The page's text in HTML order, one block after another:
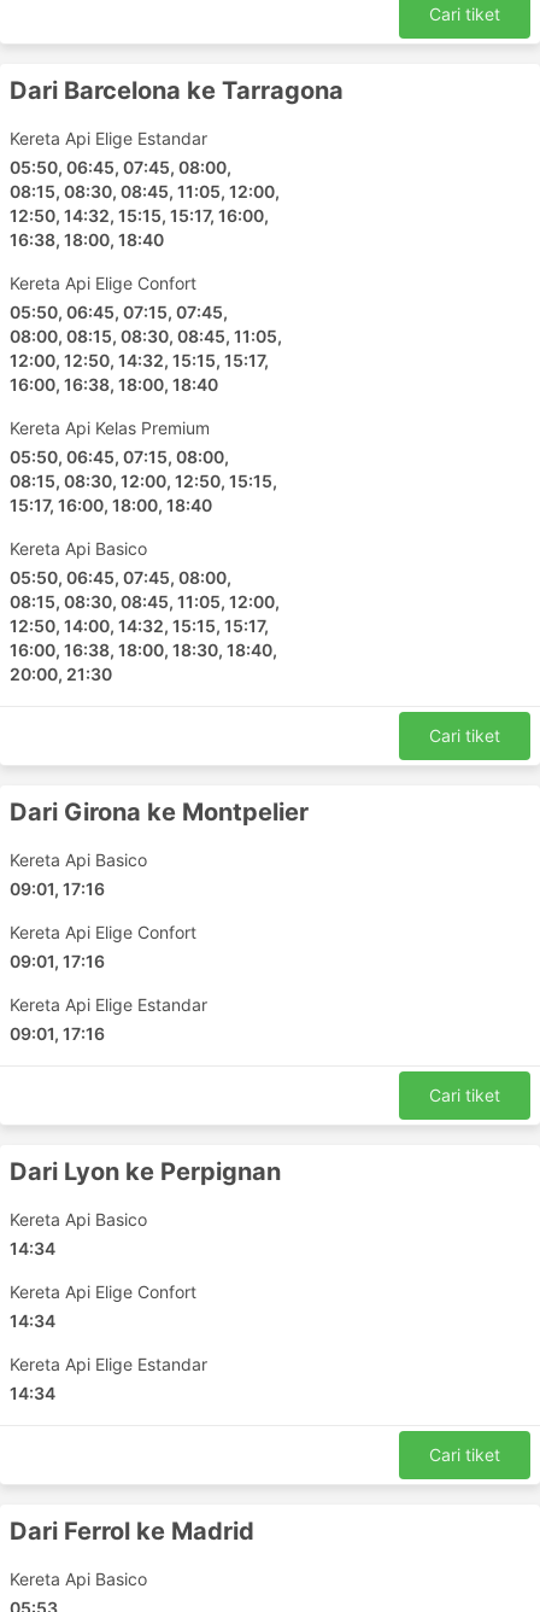
Segovia Guiomar
Lerida Lleida Train
Campo Grande
Palencia Train
Huesca Train
Sahagun Train
Ponferrada Train
Lugo Train
Irun
A Coruna
Oviedo Train
Ferrol Train
Perpignan
Narbonne
Nimes
Girona
Granada
Murcia del Carmen
San Sebastian
Astorga
Asturias Linares Costinas
Bilbao Abando
Burgos Rosa Manzano
Gijon
Leon Calle de Astorga
Mieres Posta
Santander
Tolosa Center
Destinasi Utama Renfe Viajeros
Berikut adalah senarai laluan yang dilalui oleh Renfe
Viajeros yang selalu menjadi pilihan ramai pengembara:
Barcelona - Madrid
Madrid - Valencia Comunidad Valenciana
Valencia Comunidad Valenciana - Madrid
Burgos - Bilbao
Reinosa - Madrid
Cari tiket
Dari Barcelona ke Tarragona
Kereta Api Elige Estandar
05:50, 06:45, 07:45, 08:00,
08:15, 08:30, 08:45, 11:05, 12:00,
12:50, 14:32, 15:15, 15:17, 16:00,
16:38, 18:00, 18:40
Kereta Api Elige Confort
05:50, 06:45, 07:15, 07:45,
08:00, 08:15, 08:30, 08:45, 11:05,
12:00, 12:50, 14:32, 15:15, 15:17,
16:00, 16:38, 18:00, 18:40
Kereta Api Kelas Premium
05:50, 06:45, 07:15, 08:00,
08:15, 08:30, 12:00, 12:50, 15:15,
15:17, 16:00, 18:00, 18:40
Kereta Api Basico
05:50, 06:45, 07:45, 08:00,
08:15, 08:30, 08:45, 11:05, 12:00,
12:50, 14:00, 14:32, 15:15, 15:17,
16:00, 16:38, 18:00, 18:30, 18:40,
20:00, 21:30
Cari tiket
Dari Girona ke Montpelier
Kereta Api Basico
09:01, 17:16
Kereta Api Elige Confort
09:01, 17:16
Kereta Api Elige Estandar
09:01, 17:16
Cari tiket
Dari Lyon ke Perpignan
Kereta Api Basico
14:34
Kereta Api Elige Confort
14:34
Kereta Api Elige Estandar
14:34
Cari tiket
Dari Ferrol ke Madrid
Kereta Api Basico
05:53